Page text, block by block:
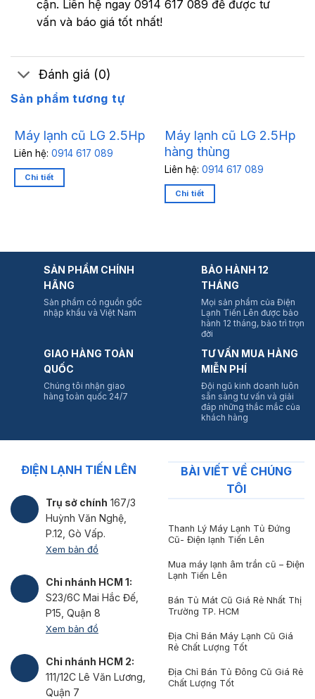
cận. Liên hệ ngay 0914 617 089 để được tư
vấn và báo giá tốt nhất!
Đánh giá (0)
Sản phẩm tương tự
Máy lạnh cũ LG 2.5Hp
Liên hệ: 0914 617 089
Chi tiết
Máy lạnh cũ LG 2.5Hp
hàng thùng
Liên hệ: 0914 617 089
Chi tiết
SẢN PHẨM CHÍNH
HÃNG
Sản phẩm có nguồn gốc
nhập khẩu và Việt Nam
BẢO HÀNH 12
THÁNG
Mọi sản phẩm của Điện
Lạnh Tiến Lên được bảo
hành 12 tháng, bảo trì trọn
đời
GIAO HÀNG TOÀN
QUỐC
Chúng tôi nhận giao
hàng toàn quốc 24/7
TƯ VẤN MUA HÀNG
MIỄN PHÍ
Đội ngũ kinh doanh luôn
sẵn sàng tư vấn và giải
đáp những thắc mắc của
khách hàng
ĐIỆN LẠNH TIẾN LÊN
Trụ sở chính 167/3
Huỳnh Văn Nghệ,
P.12, Gò Vấp.
Xem bản đồ
Chi nhánh HCM 1:
S23/6C Mai Hắc Đế,
P15, Quận 8
Xem bản đồ
Chi nhánh HCM 2:
111/12C Lê Văn Lương,
Quận 7
BÀI VIẾT VỀ CHÚNG
TÔI
Thanh Lý Máy Lạnh Tủ Đứng
Cũ- Điện lạnh Tiến Lên
Mua máy lạnh âm trần cũ – Điện
Lạnh Tiến Lên
Bán Tủ Mát Cũ Giá Rẻ Nhất Thị
Trường TP. HCM
Địa Chỉ Bán Máy Lạnh Cũ Giá
Rẻ Chất Lượng Tốt
Địa Chỉ Bán Tủ Đông Cũ Giá Rẻ
Chất Lượng Tốt